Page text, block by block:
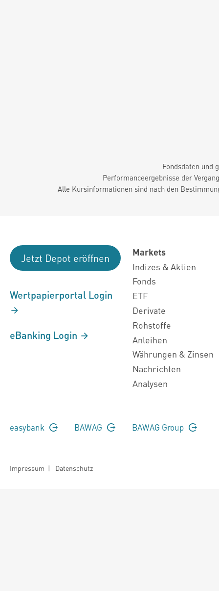
Fondsdaten und
Performanceergebnisse der
Alle Kursinformationen sind nach den
Jetzt Depot eröffnen
Wertpapierportal Login
eBanking Login
Markets
Indizes & Aktien
Fonds
ETF
Derivate
Rohstoffe
Anleihen
Währungen & Zinsen
Nachrichten
Analysen
easybank BAWAG BAWAG Group
Impressum | Datenschutz